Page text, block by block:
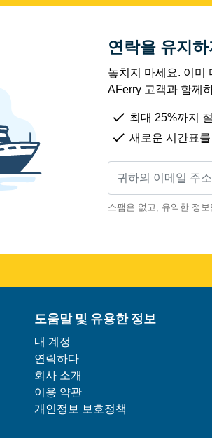
연락을 유지
놓치지 마세요. 이미
AFerry 고객과 함께
최대 25%까지
새로운 시간표를
스팸은 없고, 유익한 정
도움말 및 유용한 정보
내 계정
연락하다
회사 소개
이용 약관
개인정보 보호정책